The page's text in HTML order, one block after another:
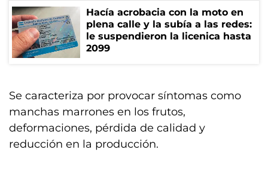
Hacía acrobacia con la moto en
plena calle y la subía a las redes:
le suspendieron la licenica hasta
2099
Se caracteriza por provocar síntomas como
manchas marrones en los frutos,
deformaciones, pérdida de calidad y
reducción en la producción.